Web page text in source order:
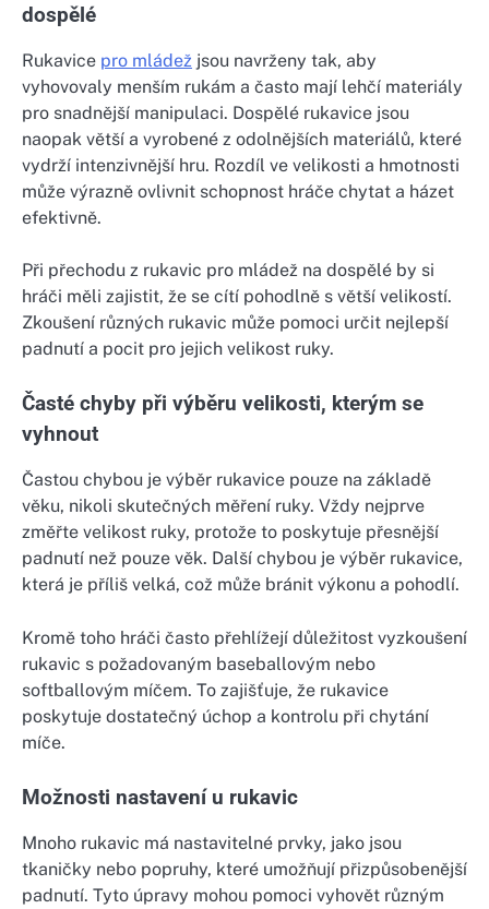
dospělé
Rukavice pro mládež jsou navrženy tak, aby
vyhovovaly menším rukám a často mají lehčí materiály
pro snadnější manipulaci. Dospělé rukavice jsou
naopak větší a vyrobené z odolnějších materiálů, které
vydrží intenzivnější hru. Rozdíl ve velikosti a hmotnosti
může výrazně ovlivnit schopnost hráče chytat a házet
efektivně.
Při přechodu z rukavic pro mládež na dospělé by si
hráči měli zajistit, že se cítí pohodlně s větší velikostí.
Zkoušení různých rukavic může pomoci určit nejlepší
padnutí a pocit pro jejich velikost ruky.
Časté chyby při výběru velikosti, kterým se
vyhnout
Častou chybou je výběr rukavice pouze na základě
věku, nikoli skutečných měření ruky. Vždy nejprve
změřte velikost ruky, protože to poskytuje přesnější
padnutí než pouze věk. Další chybou je výběr rukavice,
která je příliš velká, což může bránit výkonu a pohodlí.
Kromě toho hráči často přehlížejí důležitost vyzkoušení
rukavic s požadovaným baseballovým nebo
softballovým míčem. To zajišťuje, že rukavice
poskytuje dostatečný úchop a kontrolu při chytání
míče.
Možnosti nastavení u rukavic
Mnoho rukavic má nastavitelné prvky, jako jsou
tkaničky nebo popruhy, které umožňují přizpůsobenější
padnutí. Tyto úpravy mohou pomoci vyhovět různým